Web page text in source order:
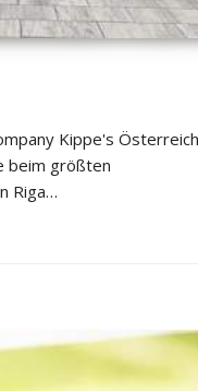
Kippe's Österreich
beim größten
Riga…